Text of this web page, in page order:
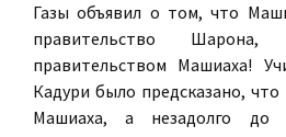
Газы объявил о том, что
правительство Шарона,
правительством Машиаха!
Кадури было предсказано,
Машиаха, а незадолго до